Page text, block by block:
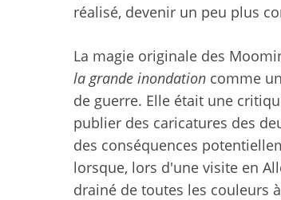
réalisé, devenir un peu plus
La magie originale des
la grande inondation comme
de guerre. Elle était une
publier des caricatures des
des conséquences
lorsque, lors d'une visite en
drainé de toutes les couleurs